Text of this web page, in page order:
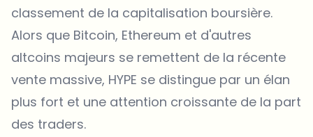
classement de la capitalisation boursière.
Alors que Bitcoin, Ethereum et d'autres
altcoins majeurs se remettent de la récente
vente massive, HYPE se distingue par un élan
plus fort et une attention croissante de la part
des traders.